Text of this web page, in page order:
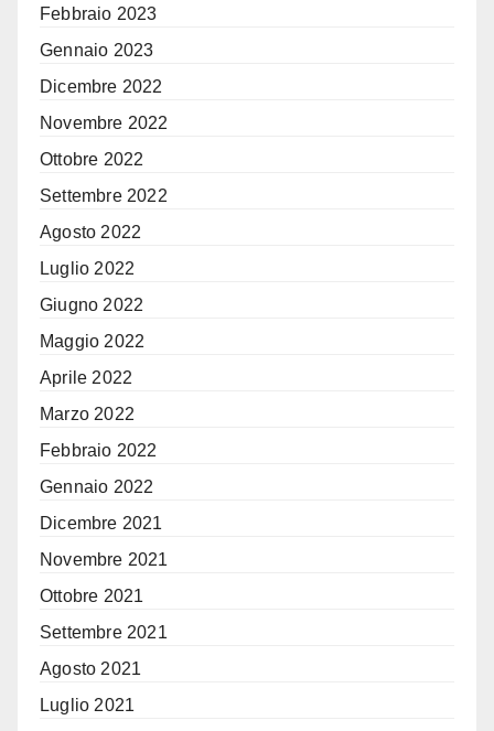
Febbraio 2023
Gennaio 2023
Dicembre 2022
Novembre 2022
Ottobre 2022
Settembre 2022
Agosto 2022
Luglio 2022
Giugno 2022
Maggio 2022
Aprile 2022
Marzo 2022
Febbraio 2022
Gennaio 2022
Dicembre 2021
Novembre 2021
Ottobre 2021
Settembre 2021
Agosto 2021
Luglio 2021